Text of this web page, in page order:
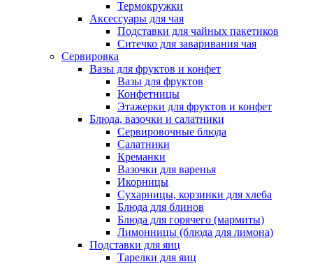
Термокружки
Аксессуары для чая
Подставки для чайных пакетиков
Ситечко для заваривания чая
Сервировка
Вазы для фруктов и конфет
Вазы для фруктов
Конфетницы
Этажерки для фруктов и конфет
Блюда, вазочки и салатники
Сервировочные блюда
Салатники
Креманки
Вазочки для варенья
Икорницы
Сухарницы, корзинки для хлеба
Блюда для блинов
Блюда для горячего (мармиты)
Лимонницы (блюда для лимона)
Подставки для яиц
Тарелки для яиц